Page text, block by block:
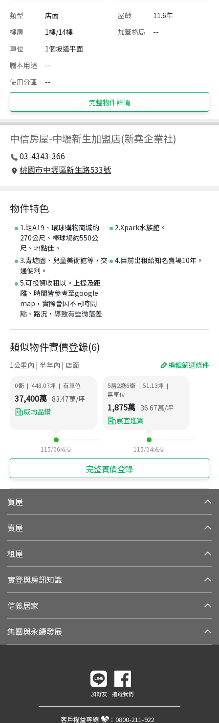
類型 店面 屋齡
11.6年
樓層
1樓/14樓 加蓋格局
--
車位
1個坡道平面
謄本用途
--
使用分區
--
完整物件詳情
中信房屋-中壢新生加盟店(新堯企業社)
03-4343-366
桃園市中壢區新生路533號
物件特色
1.距A19、環球購物商城約
270公尺、棒球場約550公
尺、地點佳。
2.Xpark水族館。
3.青塘園、兒童美術館等，交
通便利。
4.目前出租給知名賣場10年。
5.可投資收租以。上提及距
離、時間皆參考至google
map，實際會因不同時間
點、路況，導致有些微落差
類似物件實價登錄(6)
1公里內 | 半年內 | 店面 編輯篩選條件
0衛 | 448.07坪 | 有車位
37,400萬 83.47萬/坪
威均晶鑽
115/06成交
5房2廳6衛 | 51.13坪 |
無車位
1,875萬 36.67萬/坪
宸宜進寶
115/04成交
完整實價登錄
買屋
賣屋
租屋
實登與房訊知識
信義居家
集團與永續發展
加好友 追蹤我們
客戶權益專線 ： 0800-211-922